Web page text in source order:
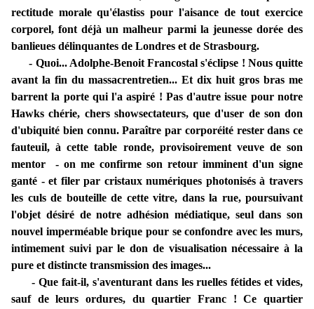
rectitude morale qu'élastiss pour l'aisance de tout exercice
corporel, font déjà un malheur parmi la jeunesse dorée des
banlieues délinquantes de Londres et de Strasbourg.
- Quoi... Adolphe-Benoit Francostal s'éclipse ! Nous quitte
avant la fin du massacrentretien... Et dix huit gros bras me
barrent la porte qui l'a aspiré ! Pas d'autre issue pour notre
Hawks chérie, chers showsectateurs, que d'user de son don
d'ubiquité bien connu. Paraître par corporéité rester dans ce
fauteuil, à cette table ronde, provisoirement veuve de son
mentor - on me confirme son retour imminent d'un signe
ganté - et filer par cristaux numériques photonisés à travers
les culs de bouteille de cette vitre, dans la rue, poursuivant
l'objet désiré de notre adhésion médiatique, seul dans son
nouvel imperméable brique pour se confondre avec les murs,
intimement suivi par le don de visualisation nécessaire à la
pure et distincte transmission des images...
- Que fait-il, s'aventurant dans les ruelles fétides et vides,
sauf de leurs ordures, du quartier Franc ! Ce quartier